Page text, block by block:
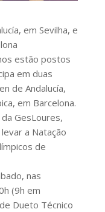
em Sevilha, e
estão postos
em duas
de Andalucía,
em Barcelona.
GesLoures,
a Natação
de
nas
(9h em
Dueto Técnico